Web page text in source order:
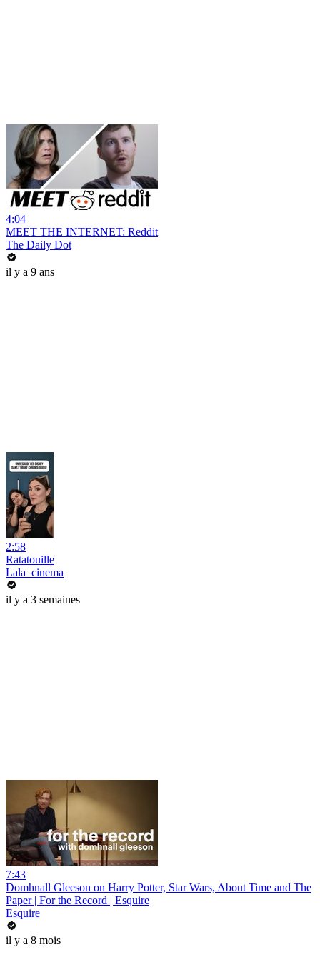
4:04
MEET THE INTERNET: Reddit
The Daily Dot
il y a 9 ans
2:58
Ratatouille
Lala_cinema
il y a 3 semaines
7:43
Domhnall Gleeson on Harry Potter, Star Wars, About Time and The
Paper | For the Record | Esquire
Esquire
il y a 8 mois